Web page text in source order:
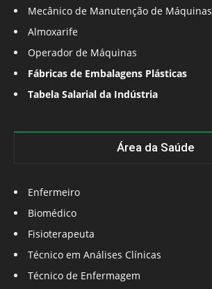
Mecânico de Manutenção de Máquinas
Almoxarife
Operador de Máquinas
Fábricas de Embalagens Plásticas
Tabela Salarial da Indústria
Área da Saúde
Enfermeiro
Biomédico
Fisioterapeuta
Técnico em Análises Clínicas
Técnico de Enfermagem